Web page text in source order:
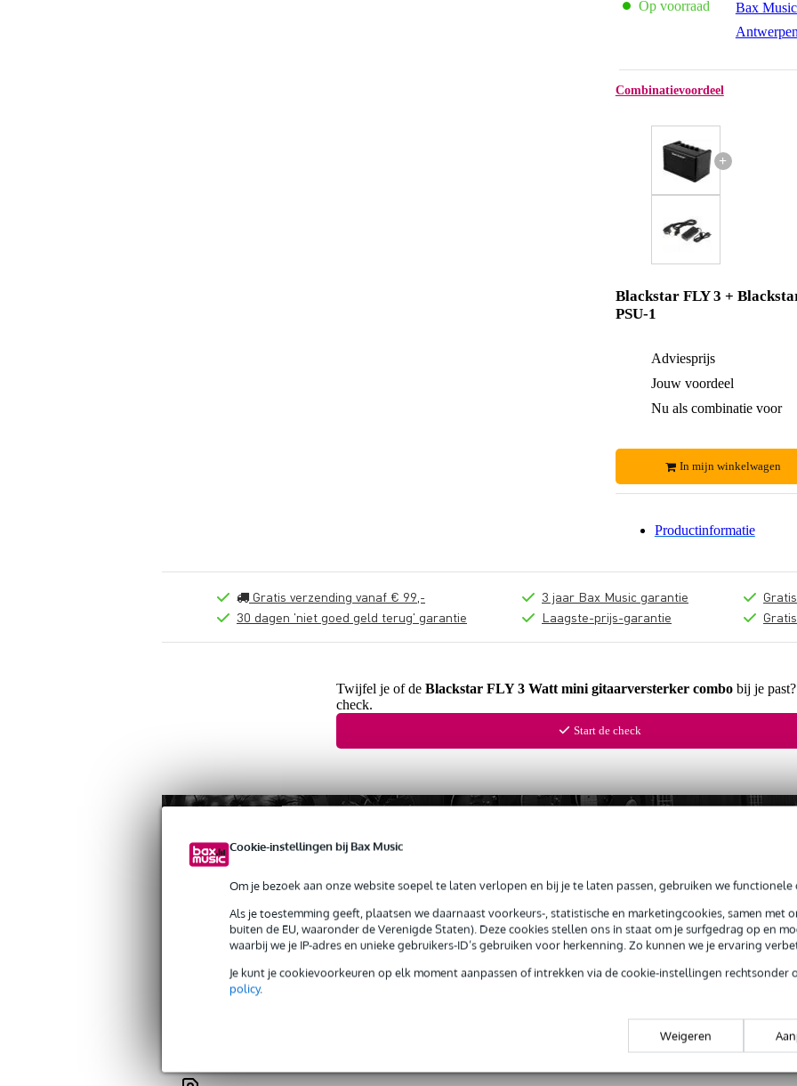
Cookie-instellingen bij Bax Music
Om je bezoek aan onze website soepel te laten verlopen en bij je te laten passen, gebruiken we functionele
Als je toestemming geeft, plaatsen we daarnaast voorkeurs-, statistische en marketingcookies, samen met
buiten de EU, waaronder de Verenigde Staten). Deze cookies stellen ons in staat om je surfgedrag op en
waarbij we je IP-adres en unieke gebruikers-ID’s gebruiken voor herkenning. Zo kunnen we je ervaring
Je kunt je cookievoorkeuren op elk moment aanpassen of intrekken via de cookie-instellingen rechtsonder
policy.
Weigeren
Op voorraad
Bax
Antwerpen
Combinatievoordeel
+
Blackstar FLY 3 +
PSU-1
Adviesprijs
Jouw voordeel
Nu als combinatie voor
In mijn winkelwagen
Productinformatie
Gratis verzending vanaf € 99,-
30 dagen 'niet goed geld terug' garantie
3 jaar Bax Music garantie
Laagste-prijs-garantie
Twijfel je of de Blackstar FLY 3 Watt mini gitaarversterker combo bij je
check.
Start de check
Productinformatie Video's (10) Reviews(42) Nieuws en items (3)